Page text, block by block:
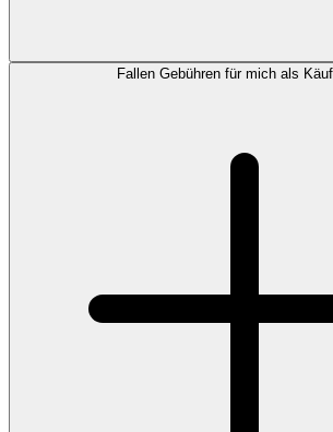
Fallen Gebühren für mich als